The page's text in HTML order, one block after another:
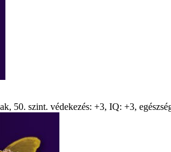
50. szint. védekezés: +3, IQ: +3,